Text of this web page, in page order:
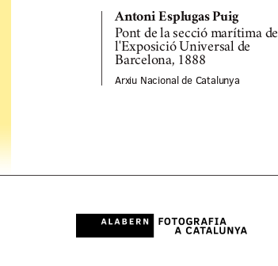
Antoni Esplugas Puig
Pont de la secció marítima de
l'Exposició Universal de
Barcelona, 1888
Arxiu Nacional de Catalunya